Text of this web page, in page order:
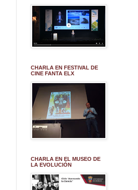
CHARLA EN FESTIVAL DE
CINE FANTA ELX
CHARLA EN EL MUSEO DE
LA EVOLUCIÓN